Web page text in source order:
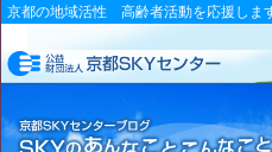
京都の地域活性 高齢者活動を応援しま